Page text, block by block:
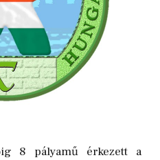
8 pályamű érkezett a